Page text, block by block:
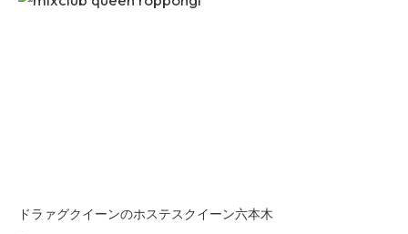
ドラァグクイーンのホステスクイーン六本木